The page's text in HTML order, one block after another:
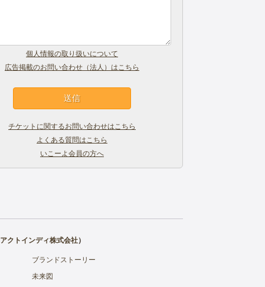
個人情報の取り扱いについて
広告掲載のお問い合わせ（法人）はこちら
チケットに関するお問い合わせはこちら
よくある質問はこちら
いこーよ会員の方へ
アクトインディ株式会社）
ブランドストーリー
未来図